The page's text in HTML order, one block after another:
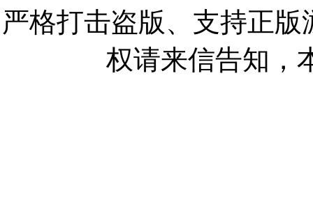
严格打击盗版、支持正
权请来信告知，